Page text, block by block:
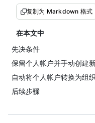
复制为 Markdown 格式
在本文中
先决条件
保留个人帐户并手动创建
自动将个人帐户转换为组织
后续步骤